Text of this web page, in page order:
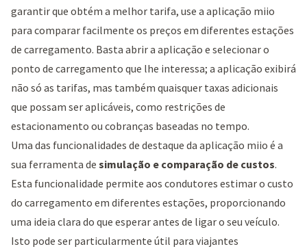
garantir que obtém a melhor tarifa, use a aplicação miio
para comparar facilmente os preços em diferentes estações
de carregamento. Basta abrir a aplicação e selecionar o
ponto de carregamento que lhe interessa; a aplicação exibirá
não só as tarifas, mas também quaisquer taxas adicionais
que possam ser aplicáveis, como restrições de
estacionamento ou cobranças baseadas no tempo.
Uma das funcionalidades de destaque da aplicação miio é a
sua ferramenta de simulação e comparação de custos.
Esta funcionalidade permite aos condutores estimar o custo
do carregamento em diferentes estações, proporcionando
uma ideia clara do que esperar antes de ligar o seu veículo.
Isto pode ser particularmente útil para viajantes